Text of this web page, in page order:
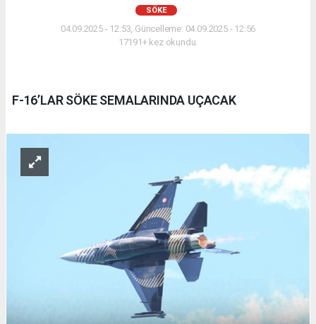
SÖKE
04.09.2025 - 12:53, Güncelleme: 04.09.2025 - 12:56
17191+ kez okundu.
F-16’LAR SÖKE SEMALARINDA UÇACAK